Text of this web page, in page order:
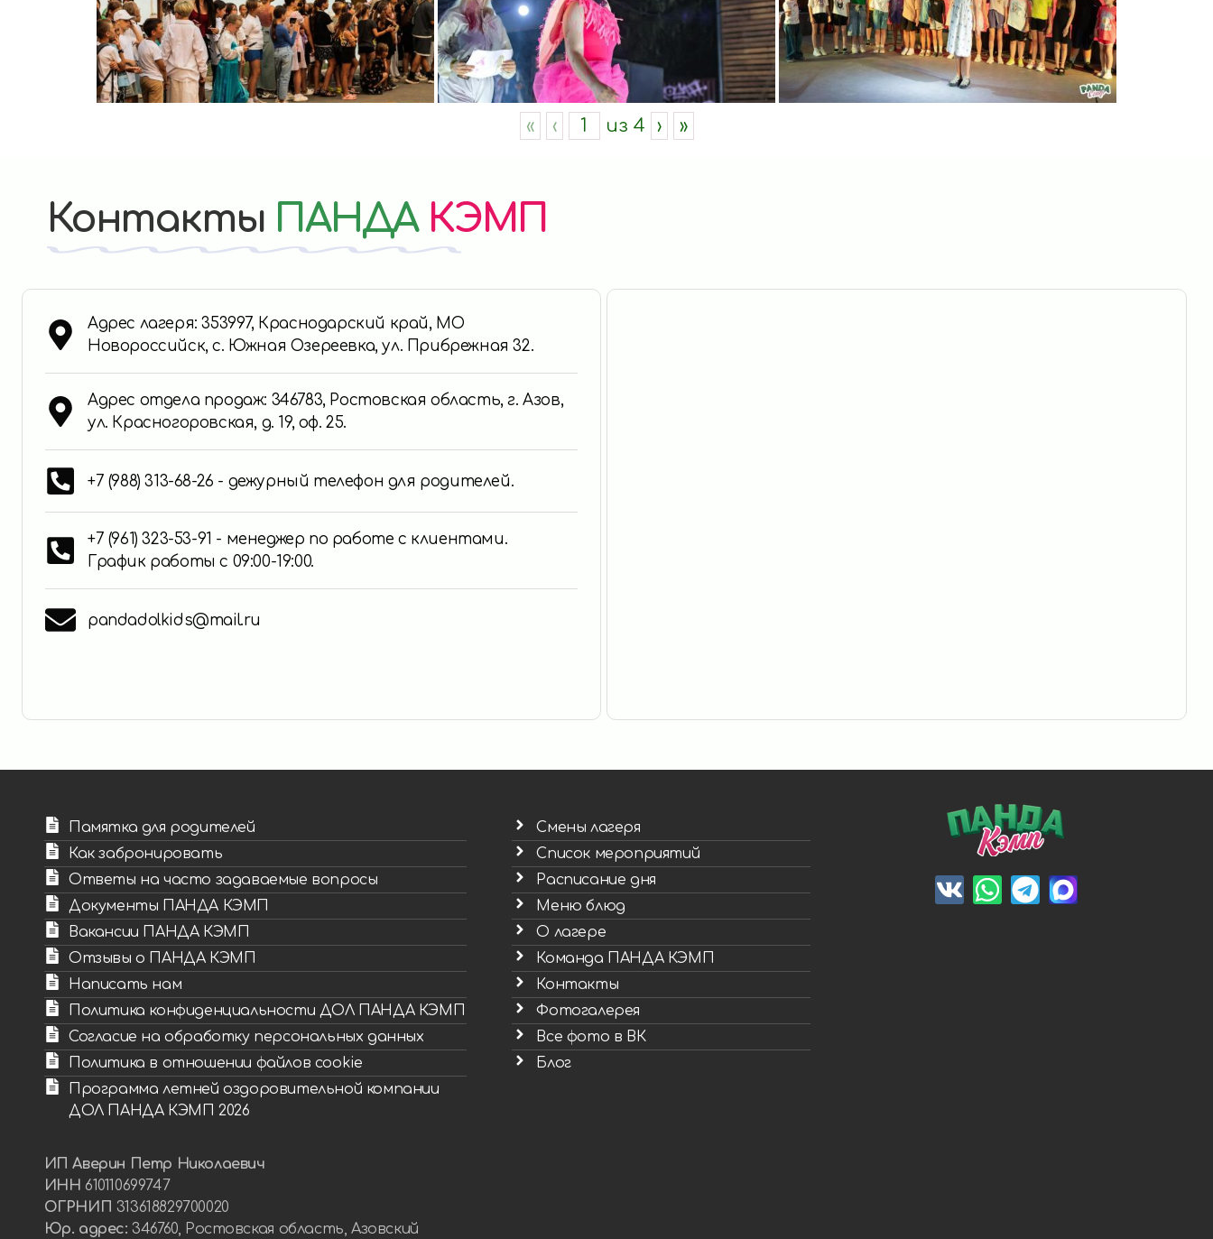
« ‹ из 4 › »
Контакты ПАНДА КЭМП
Адрес лагеря: 353997, Краснодарский край, МО
Новороссийск, с. Южная Озереевка, ул. Прибрежная 32.
Адрес отдела продаж: 346783, Ростовская область, г. Азов,
ул. Красногоровская, д. 19, оф. 25.
+7 (988) 313-68-26 - дежурный телефон для родителей.
+7 (961) 323-53-91 - менеджер по работе с клиентами.
График работы с 09:00-19:00.
pandadolkids@mail.ru
Памятка для родителей
Как забронировать
Ответы на часто задаваемые вопросы
Документы ПАНДА КЭМП
Вакансии ПАНДА КЭМП
Отзывы о ПАНДА КЭМП
Написать нам
Политика конфиденциальности ДОЛ ПАНДА КЭМП
Согласие на обработку персональных данных
Политика в отношении файлов cookie
Программа летней оздоровительной компании
ДОЛ ПАНДА КЭМП 2026
ИП Аверин Петр Николаевич
ИНН 610110699747
ОГРНИП 313618829700020
Юр. адрес: 346760, Ростовская область, Азовский
Смены лагеря
Список мероприятий
Расписание дня
Меню блюд
О лагере
Команда ПАНДА КЭМП
Контакты
Фотогалерея
Все фото в ВК
Блог